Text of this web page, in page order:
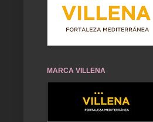
MARCA VILLENA